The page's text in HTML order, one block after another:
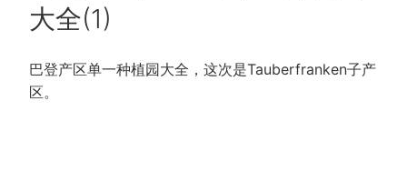
大全(1)
巴登产区单一种植园大全，这次是Tauberfranken子产
区。